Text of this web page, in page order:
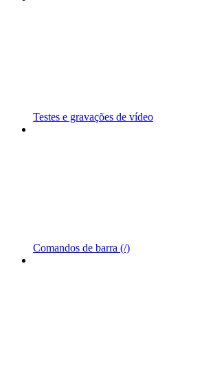
Testes e gravações de vídeo
Comandos de barra (/)